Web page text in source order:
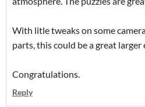
With litle tweaks on some
parts, this could be a great larger
Congratulations.
Reply